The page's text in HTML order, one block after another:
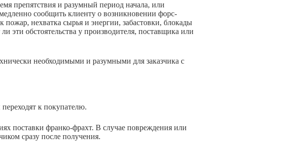
препятствия и разумный период начала, или
сообщить клиенту о возникновении форс-
нехватка сырья и энергии, забастовки, блокады
эти обстоятельства у производителя, поставщика или
необходимыми и разумными для заказчика с
к покупателю.
поставки франко-фрахт. В случае повреждения или
сразу после получения.